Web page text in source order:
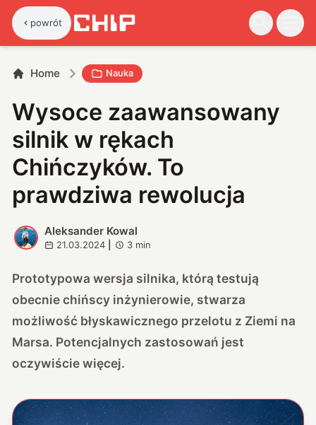
powrót
Home Nauka
Wysoce zaawansowany
silnik w rękach
Chińczyków. To
prawdziwa rewolucja
A
Aleksander Kowal
21.03.2024 3 min
Prototypowa wersja silnika, którą testują
obecnie chińscy inżynierowie, stwarza
możliwość błyskawicznego przelotu z Ziemi na
Marsa. Potencjalnych zastosowań jest
oczywiście więcej.